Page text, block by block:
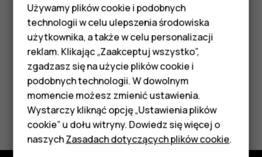
Smartfony
Telefony z funkcjami
podstawowymi
Akcesoria
HMD Terra M
Tablety
przeglądania.
WybierzWyczyść historię przeglądania.
Czy te informacje były pomocne?
Tak Nie
Używamy plików cookie i podobnych
technologii w celu ulepszenia środowiska
użytkownika, a także w celu personalizacji
reklam. Klikając „Zaakceptuj wszystko”,
zgadzasz się na użycie plików cookie i
podobnych technologii. W dowolnym
momencie możesz zmienić ustawienia.
Wystarczy kliknąć opcję „Ustawienia plików
cookie” u dołu witryny. Dowiedz się więcej o
naszychZasadach dotyczących plików cookie.